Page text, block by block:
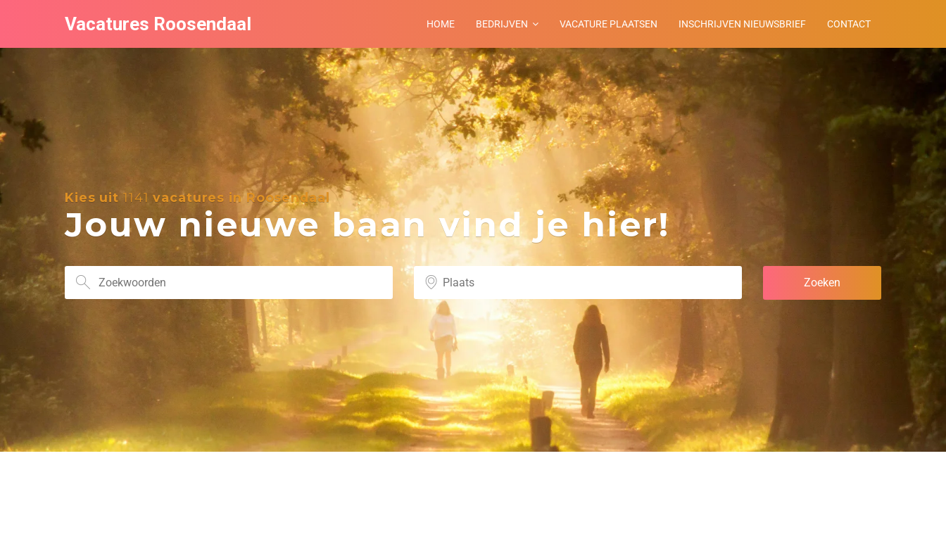
Vacatures Roosendaal HOME BEDRIJVEN VACATURE PLAATSEN INSCHRIJVEN NIEUWSBRIEF CONTACT
Kies uit 1141 vacatures in Roosendaal
Jouw nieuwe baan vind je hier!